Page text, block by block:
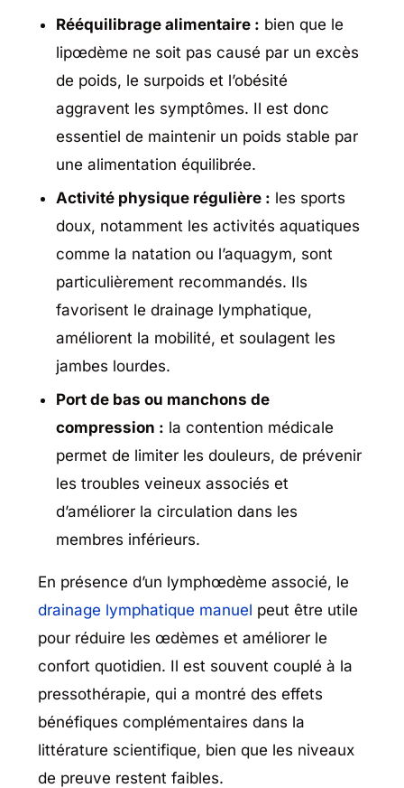
Rééquilibrage alimentaire : bien que le
lipœdème ne soit pas causé par un excès
de poids, le surpoids et l’obésité
aggravent les symptômes. Il est donc
essentiel de maintenir un poids stable par
une alimentation équilibrée.
Activité physique régulière : les sports
doux, notamment les activités aquatiques
comme la natation ou l’aquagym, sont
particulièrement recommandés. Ils
favorisent le drainage lymphatique,
améliorent la mobilité, et soulagent les
jambes lourdes.
Port de bas ou manchons de
compression : la contention médicale
permet de limiter les douleurs, de prévenir
les troubles veineux associés et
d’améliorer la circulation dans les
membres inférieurs.
En présence d’un lymphœdème associé, le
drainage lymphatique manuel peut être utile
pour réduire les œdèmes et améliorer le
confort quotidien. Il est souvent couplé à la
pressothérapie, qui a montré des effets
bénéfiques complémentaires dans la
littérature scientifique, bien que les niveaux
de preuve restent faibles.